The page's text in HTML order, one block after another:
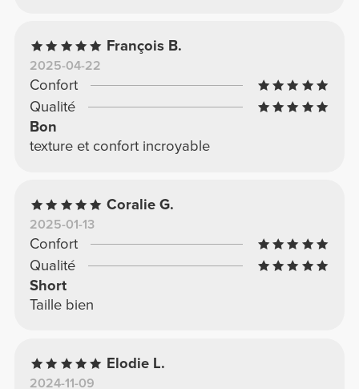
François B.
2025-04-22
Confort
Qualité
Bon
texture et confort incroyable
Coralie G.
2025-01-13
Confort
Qualité
Short
Taille bien
Elodie L.
2024-11-09